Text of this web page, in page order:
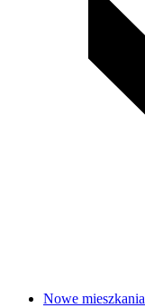
Nowe mieszkania